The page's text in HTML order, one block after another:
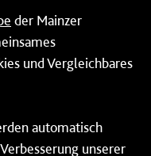
der Mainzer
und Vergleichbares
automatisch
unserer